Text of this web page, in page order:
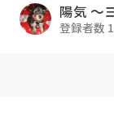
陽気 ～
登録者数